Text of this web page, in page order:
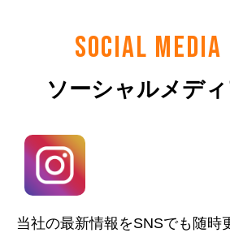
SOCIAL MEDIA
ソーシャルメデ
当社の最新情報をSNSでも随時